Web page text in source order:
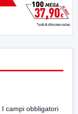
I campi obbligatori